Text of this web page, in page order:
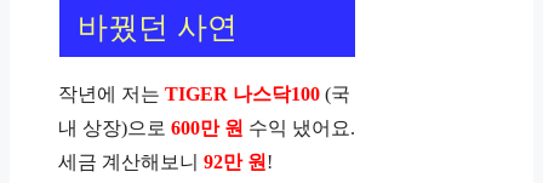
바꿨던 사연
작년에 저는 TIGER 나스닥100 (국
내 상장)으로 600만 원 수익 냈어요.
세금 계산해보니 92만 원 !